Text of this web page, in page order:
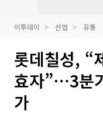
이투데이 산업 유통
롯데칠성, “
효자”⋯3분
가